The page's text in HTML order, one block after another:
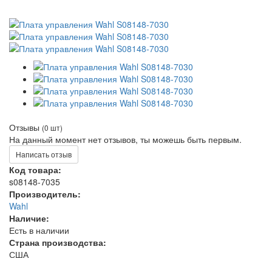
Отзывы (0 шт)
На данный момент нет отзывов, ты можешь быть первым.
Написать отзыв
Код товара:
s08148-7035
Производитель:
Wahl
Наличие:
Есть в наличии
Страна производства:
США